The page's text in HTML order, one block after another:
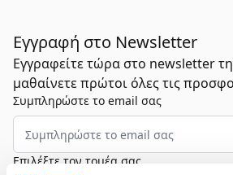
Εγγραφή στο Newsletter
Εγγραφείτε τώρα στο newsletter
μαθαίνετε πρώτοι όλες τις
Συμπληρώστε το email σας
Επιλέξτε τον τομέα σας